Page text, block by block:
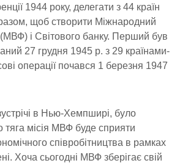
1944 року, делегати з 44 країн
разом, щоб створити Міжнародний
і Світового банку. Перший був
27 грудня 1945 р. з 29 країнами-
операції почався 1 березня 1947
в Нью-Хемпширі, було
місія МВФ буде сприяти
співробітництва в рамках
Хоча сьогодні МВФ зберігає свій